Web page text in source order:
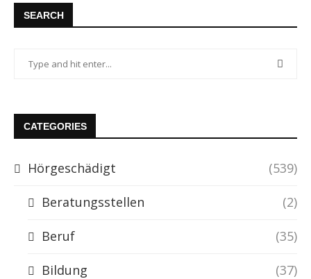
SEARCH
CATEGORIES
Hörgeschädigt (539)
Beratungsstellen (2)
Beruf (35)
Bildung (37)